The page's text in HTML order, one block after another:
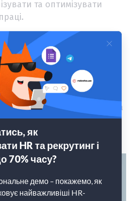
та оптимізувати
компаніям повний
для автоматизації
з управлінням ФЗП.
звітам, інтеграції з
аналізу ефективності
значно зменшити час на
та підвищити